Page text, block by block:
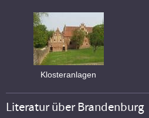
Klosteranlagen
Literatur über Brandenburg